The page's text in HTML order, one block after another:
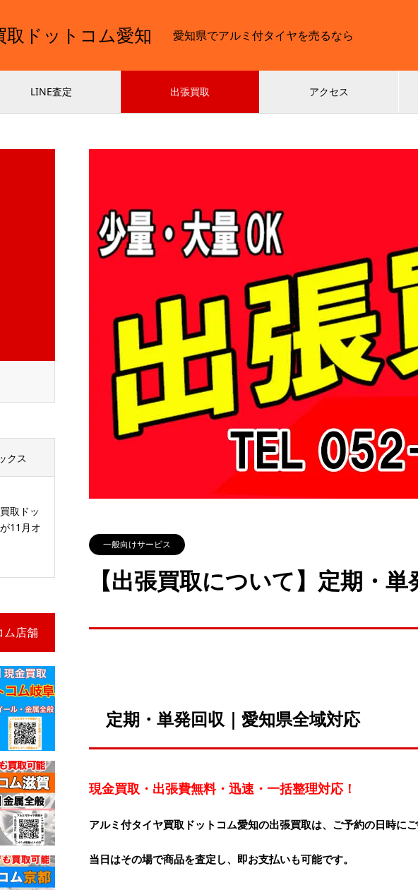
ドットコム愛知 愛知県でアルミ付タイヤを売るなら
LINE査定 出張買取 アクセス
一般向けサービス
【出張買取について】定期・
定期・単発回収｜愛知県全域対応
現金買取・出張費無料・迅速・一括整理対応！
アルミ付タイヤ買取ドットコム愛知の出張買取は、ご予約の日時に
当日はその場で商品を査定し、即お支払いも可能です。
クス
取ドッ
11月オ
ム店舗